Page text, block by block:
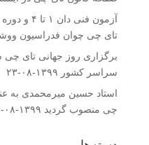
آزمون فنی
تای چی چوان فدراسیون
سراسر کشور ۱۳۹۹-۰۸-۲۳
استاد حسین میرمحمدى به
چی منصوب گردید ۱۳۹۹-۰۸-۲۳